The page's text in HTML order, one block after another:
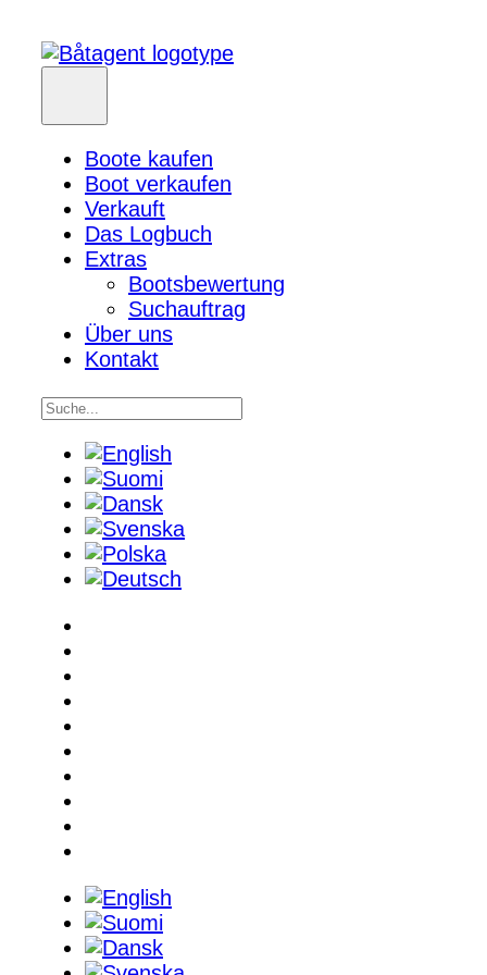
Boote kaufen
Boot verkaufen
Verkauft
Das Logbuch
Extras
Bootsbewertung
Suchauftrag
Über uns
Kontakt